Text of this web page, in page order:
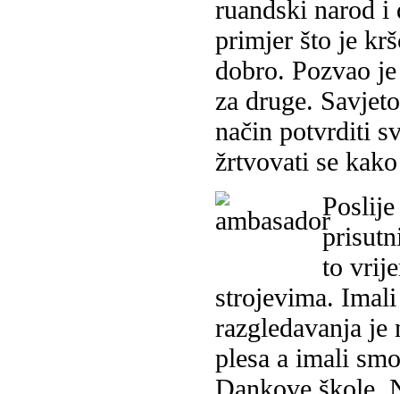
ruandski narod i
primjer što je
dobro. Pozvao
za druge.
način potvrditi
žrtvovati se
Poslije
to
strojevima.
razgledavanja je
plesa a imali